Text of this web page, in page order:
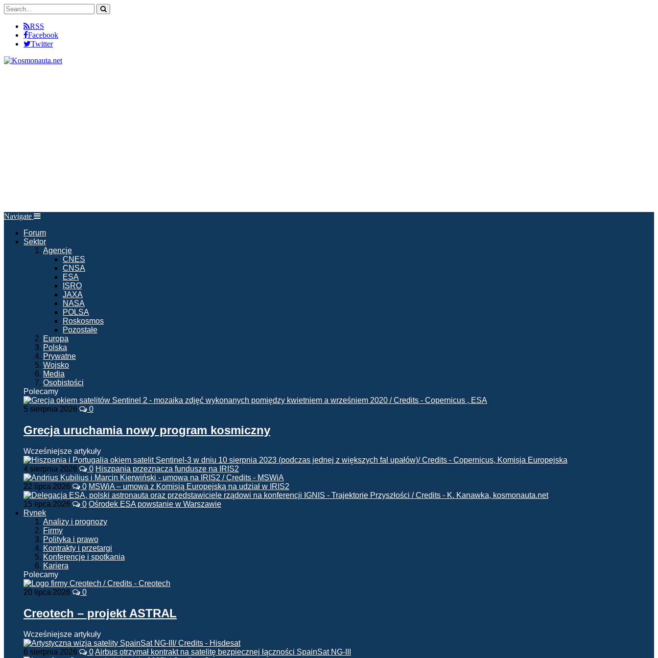
RSS
Facebook
Twitter
Navigate
Forum
Sektor
Agencje
CNES
CNSA
ESA
ISRO
JAXA
NASA
POLSA
Roskosmos
Pozostałe
Europa
Polska
Prywatne
Wojsko
Media
Osobistości
Polecamy
5 sierpnia 2026 0
Grecja uruchamia nowy program kosmiczny
Wcześniejsze artykuły
4 sierpnia 2026 0 Hiszpania przeznacza fundusze na IRIS2
22 lipca 2026 0 MSWiA – umowa z Komisją Europejską na udział w IRIS2
15 lipca 2026 0 Ośrodek ESA powstanie w Warszawie
Rynek
Analizy i prognozy
Firmy
Polityka i prawo
Kontrakty i przetargi
Konferencje i spotkania
Kariera
Polecamy
20 lipca 2026 0
Creotech – projekt ASTRAL
Wcześniejsze artykuły
6 sierpnia 2026 0Airbus otrzymał kontrakt na satelitę bezpiecznej łączności SpainSat NG-III